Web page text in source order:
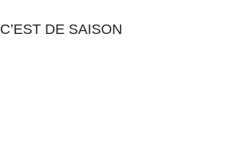
C’EST DE SAISON